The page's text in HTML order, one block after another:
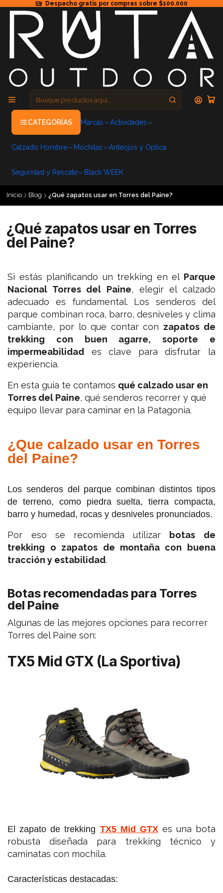
Despacho gratis por compras sobre $100.000
CATEGORÍAS Marcas Actividades
Calzado Hombre Mochilas Anteojos y Optica
Seguridad y Rescate Black WEEK
Inicio Blog ¿Qué zapatos usar en Torres del Paine?
¿Qué zapatos usar en Torres
del Paine?
Si estás planificando un trekking en el Parque
Nacional Torres del Paine, elegir el calzado
adecuado es fundamental. Los senderos del
parque combinan roca, barro, desniveles y clima
cambiante, por lo que contar con zapatos de
trekking con buen agarre, soporte e
impermeabilidad es clave para disfrutar la
experiencia.
En esta guía te contamos qué calzado usar en
Torres del Paine, qué senderos recorrer y qué
equipo llevar para caminar en la Patagonia.
¿Que calzado usar en Torres
del Paine?
Los senderos del parque combinan distintos tipos
de terreno, como piedra suelta, tierra compacta,
barro y humedad, rocas y desniveles pronunciados.
Por eso se recomienda utilizar botas de
trekking o zapatos de montaña con buena
tracción y estabilidad.
Botas recomendadas para Torres
del Paine
Algunas de las mejores opciones para recorrer
Torres del Paine son:
TX5 Mid GTX (La Sportiva)
El zapato de trekking TX5 Mid GTX es una bota
robusta diseñada para trekking técnico y
caminatas con mochila.
Características destacadas: